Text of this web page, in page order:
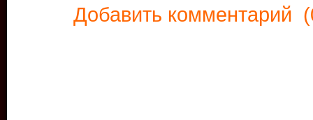
Добавить комментарий